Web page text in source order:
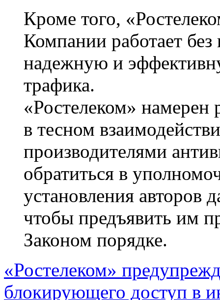
Кроме того,
Компании работает без
надежную и
трафика.
«Ростелеком»
в тесном
производителями
обратиться в
установления авторов
чтобы предъявить им
Законом порядке.
«Ростелеком»
блокирующего доступ в